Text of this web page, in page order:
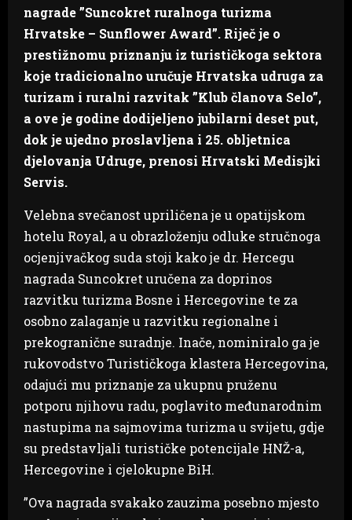
nagrade ”Suncokret ruralnoga turizma
Hrvatske – Sunflower Award”. Riječ je o
prestižnomu priznanju iz turističkoga sektora
koje tradicionalno uručuje Hrvatska udruga za
turizam i ruralni razvitak ”Klub članova Selo”,
a ove je godine dodijeljeno jubilarni deset put,
dok je ujedno proslavljena i 25. obljetnica
djelovanja Udruge, prenosi Hrvatski Medisjki
Servis.
Velebna svečanost upriličena je u opatijskom
hotelu Royal, a u obrazloženju odluke stručnoga
ocjenjivačkog suda stoji kako je dr. Hercegu
nagrada Suncokret uručena za doprinos
razvitku turizma Bosne i Hercegovine te za
osobno zalaganje u razvitku regionalne i
prekogranične suradnje. Inače, nominiralo ga je
rukovodstvo Turističkoga klastera Hercegovina,
odajući mu priznanje za ukupnu pruženu
potporu njihovu radu, poglavito međunarodnim
nastupima na sajmovima turizma u svijetu, gdje
su predstavljali turističke potencijale HNŽ-a,
Hercegovine i cjelokupne BiH.
”Ova nagrada svakako zauzima posebno mjesto